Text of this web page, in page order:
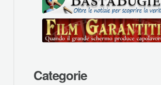
Categorie